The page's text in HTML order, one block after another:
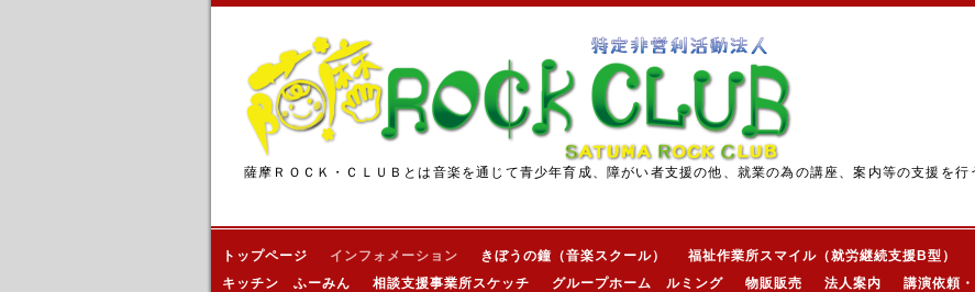
薩摩ＲＯＣＫ・ＣＬＵＢとは音楽を通じて青少年育成、障がい者支援の他、就業の為の講座、案内等の支援を行
トップページ インフォメーション きぼうの鐘（音楽スクール） 福祉作業所スマイル（就労継続支援B型）
キッチン ふーみん
相談支援事業所スケッチ グループホーム ルミング 物販販売 法人案内 講演依頼